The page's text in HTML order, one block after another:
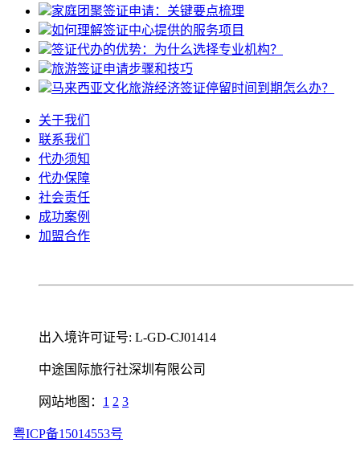
家庭团聚签证申请：关键要点梳理
如何理解签证中心提供的服务项目
签证代办的优势：为什么选择专业机构？
旅游签证申请步骤和技巧
马来西亚文化旅游经济签证停留时间到期怎么办？
关于我们
联系我们
代办须知
代办保障
社会责任
成功案例
加盟合作
出入境许可证号: L-GD-CJ01414
中途国际旅行社深圳有限公司
网站地图： 1 2 3
粤ICP备15014553号